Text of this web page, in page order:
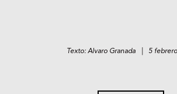
Texto: Alvaro Granada | 5